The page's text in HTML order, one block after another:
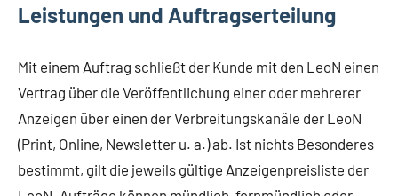
Leistungen und Auftragserteilung
Mit einem Auftrag schließt der Kunde mit den LeoN einen
Vertrag über die Veröffentlichung einer oder mehrerer
Anzeigen über einen der Verbreitungskanäle der LeoN
(Print, Online, Newsletter u. a.) ab. Ist nichts Besonderes
bestimmt, gilt die jeweils gültige Anzeigenpreisliste der